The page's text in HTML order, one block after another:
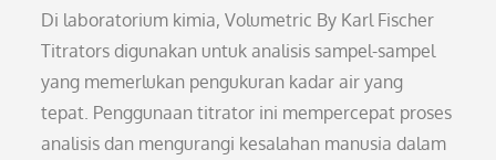
Di laboratorium kimia, Volumetric By Karl Fischer
Titrators digunakan untuk analisis sampel-sampel
yang memerlukan pengukuran kadar air yang
tepat. Penggunaan titrator ini mempercepat proses
analisis dan mengurangi kesalahan manusia dalam